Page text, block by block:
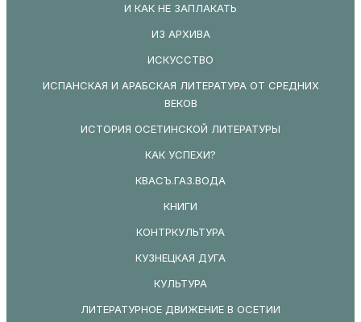
И КАК НЕ ЗАПЛАКАТЬ
ИЗ АРХИВА
ИСКУССТВО
ИСПАНСКАЯ И АРАБСКАЯ ЛИТЕРАТУРА ОТ СРЕДНИХ
ВЕКОВ
ИСТОРИЯ ОСЕТИНСКОЙ ЛИТЕРАТУРЫ
КАК УСПЕХИ?
КВАСЪ.ГАЗ.ВОДА
КНИГИ
КОНТРКУЛЬТУРА
КУЗНЕЦКАЯ ДУГА
КУЛЬТУРА
ЛИТЕРАТУРНОЕ ДВИЖЕНИЕ В ОСЕТИИ